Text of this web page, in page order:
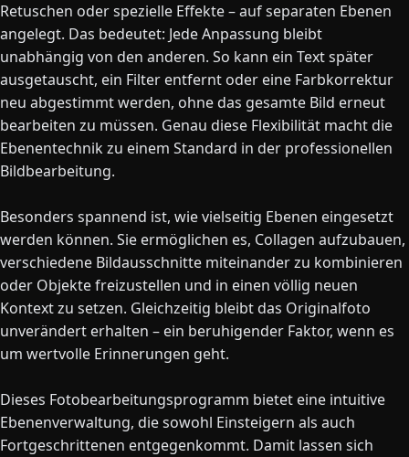
Retuschen oder spezielle Effekte – auf separaten Ebenen
angelegt. Das bedeutet: Jede Anpassung bleibt
unabhängig von den anderen. So kann ein Text später
ausgetauscht, ein Filter entfernt oder eine Farbkorrektur
neu abgestimmt werden, ohne das gesamte Bild erneut
bearbeiten zu müssen. Genau diese Flexibilität macht die
Ebenentechnik zu einem Standard in der professionellen
Bildbearbeitung.
Besonders spannend ist, wie vielseitig Ebenen eingesetzt
werden können. Sie ermöglichen es, Collagen aufzubauen,
verschiedene Bildausschnitte miteinander zu kombinieren
oder Objekte freizustellen und in einen völlig neuen
Kontext zu setzen. Gleichzeitig bleibt das Originalfoto
unverändert erhalten – ein beruhigender Faktor, wenn es
um wertvolle Erinnerungen geht.
Dieses Fotobearbeitungsprogramm bietet eine intuitive
Ebenenverwaltung, die sowohl Einsteigern als auch
Fortgeschrittenen entgegenkommt. Damit lassen sich